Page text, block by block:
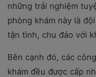
những trải nghiệm
phòng khám này là
tận tình, chu đáo với
Bên cạnh đó, các
khám đều được cấp